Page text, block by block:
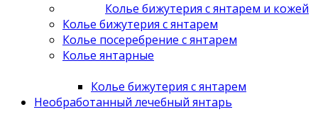
Колье бижутерия с янтарем и кожей
Колье бижутерия с янтарем
Колье посеребрение с янтарем
Колье янтарные
Колье бижутерия с янтарем
Необработанный лечебный янтарь